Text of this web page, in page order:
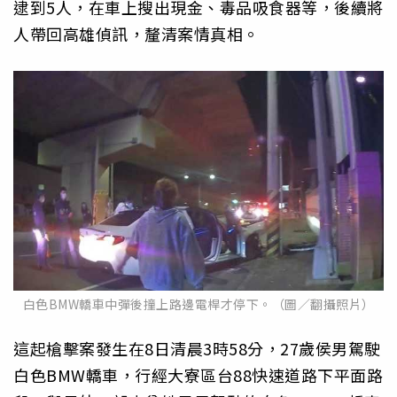
逮到5人，在車上搜出現金、毒品吸食器等，後續將
人帶回高雄偵訊，釐清案情真相。
白色BMW轎車中彈後撞上路邊電桿才停下。（圖／翻攝照片）
這起槍擊案發生在8日清晨3時58分，27歲侯男駕駛
白色BMW轎車，行經大寮區台88快速道路下平面路